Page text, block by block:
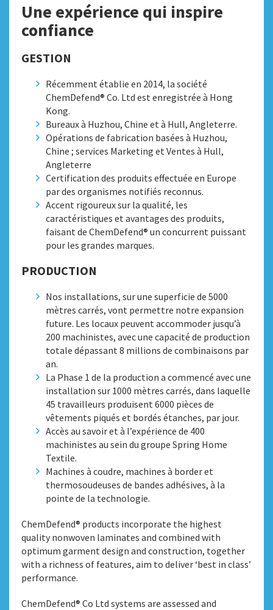
Une expérience qui inspire
confiance
GESTION
Récemment établie en 2014, la société
ChemDefend® Co. Ltd est enregistrée à Hong
Kong.
Bureaux à Huzhou, Chine et à Hull, Angleterre.
Opérations de fabrication basées à Huzhou,
Chine ; services Marketing et Ventes à Hull,
Angleterre
Certification des produits effectuée en Europe
par des organismes notifiés reconnus.
Accent rigoureux sur la qualité, les
caractéristiques et avantages des produits,
faisant de ChemDefend® un concurrent puissant
pour les grandes marques.
PRODUCTION
Nos installations, sur une superficie de 5000
mètres carrés, vont permettre notre expansion
future. Les locaux peuvent accommoder jusqu’à
200 machinistes, avec une capacité de production
totale dépassant 8 millions de combinaisons par
an.
La Phase 1 de la production a commencé avec une
installation sur 1000 mètres carrés, dans laquelle
45 travailleurs produisent 6000 pièces de
vêtements piqués et bordés étanches, par jour.
Accès au savoir et à l’expérience de 400
machinistes au sein du groupe Spring Home
Textile.
Machines à coudre, machines à border et
thermosoudeuses de bandes adhésives, à la
pointe de la technologie.
ChemDefend® products incorporate the highest
quality nonwoven laminates and combined with
optimum garment design and construction, together
with a richness of features, aim to deliver ‘best in class’
performance.
ChemDefend® Co Ltd systems are assessed and